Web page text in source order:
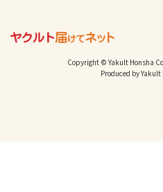
Copyright © Yakult Honsha
Produced by